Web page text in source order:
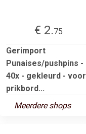
€ 2.75
Gerimport
Punaises/pushpins -
40x - gekleurd - voor
prikbord...
Meerdere shops